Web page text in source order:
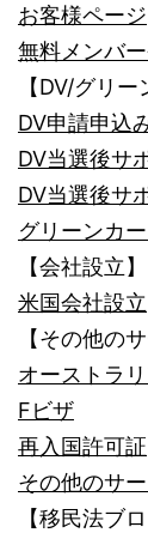
お客様ページ
無料メンバ
【DV/グリー
DV申請申込
DV当選後サ
DV当選後サ
グリーンカ
【会社設立】
米国会社設立
【その他の
オーストラ
Fビザ
再入国許可証
その他のサ
【移民法ブロ